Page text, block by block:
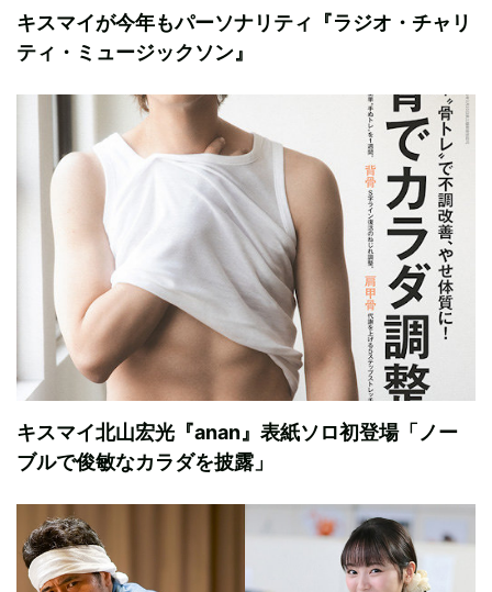
キスマイが今年もパーソナリティ『ラジオ・チャリ
ティ・ミュージックソン』
キスマイ北山宏光『anan』表紙ソロ初登場「ノー
ブルで俊敏なカラダを披露」